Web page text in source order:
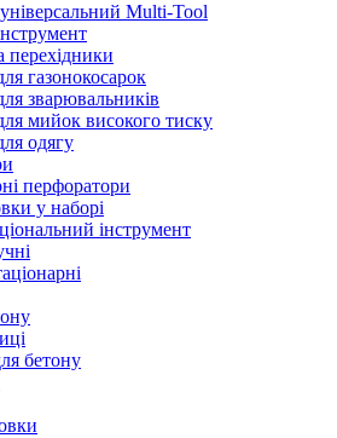
Multi-Tool
перехідники
газонокосарок
зварювальників
мийок високого тиску
одягу
перфоратори
у наборі
інструмент
бетону